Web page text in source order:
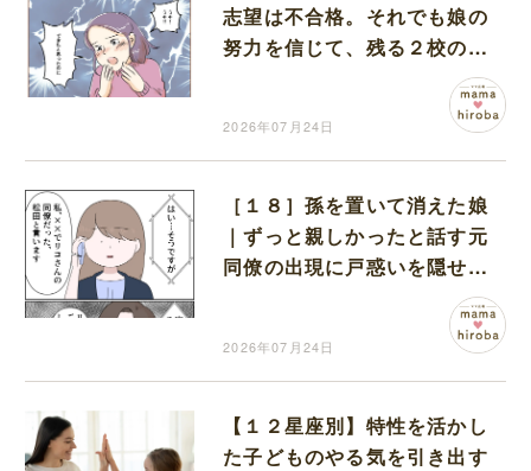
志望は不合格。それでも娘の
努力を信じて、残る２校の結
2026年07月24日
［１８］孫を置いて消えた娘
｜ずっと親しかったと話す元
同僚の出現に戸惑いを隠せな
2026年07月24日
【１２星座別】特性を活かし
た子どものやる気を引き出す